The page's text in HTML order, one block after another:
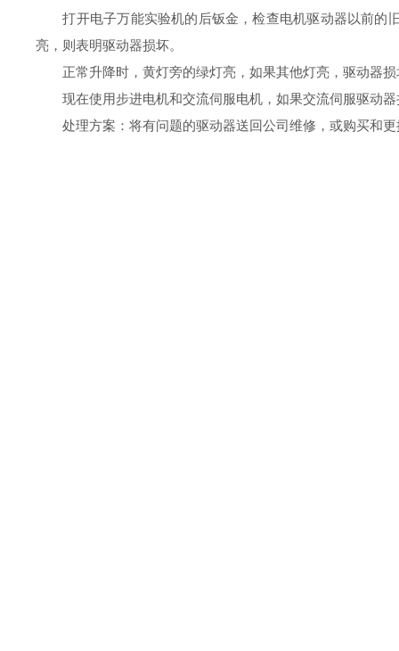
打开电子万能实验机的后钣金，检查电机驱动器以前的旧
亮，则表明驱动器损坏。
正常升降时，黄灯旁的绿灯亮，如果其他灯亮，驱动器损
现在使用步进电机和交流伺服电机，如果交流伺服驱动器
处理方案：将有问题的驱动器送回公司维修，或购买和更